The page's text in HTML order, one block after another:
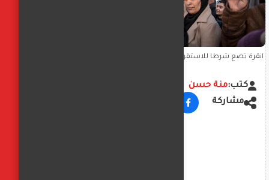
أنقرة تضع شرطاً للاستقرار السوري: دمج "قسد" في الجيش النظامي أو
كتب:منة حسن
مشاركة